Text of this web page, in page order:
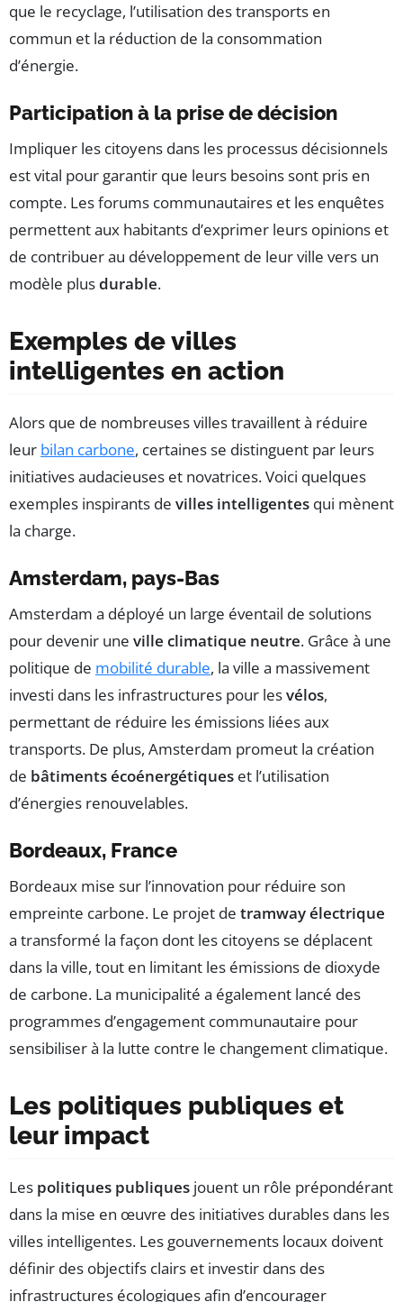
que le recyclage, l’utilisation des transports en
commun et la réduction de la consommation
d’énergie.
Participation à la prise de décision
Impliquer les citoyens dans les processus décisionnels
est vital pour garantir que leurs besoins sont pris en
compte. Les forums communautaires et les enquêtes
permettent aux habitants d’exprimer leurs opinions et
de contribuer au développement de leur ville vers un
modèle plusdurable.
Exemples de villes
intelligentes en action
Alors que de nombreuses villes travaillent à réduire
leur bilan carbone, certaines se distinguent par leurs
initiatives audacieuses et novatrices. Voici quelques
exemples inspirants de villes intelligentes qui mènent
la charge.
Amsterdam, pays-Bas
Amsterdam a déployé un large éventail de solutions
pour devenir une ville climatique neutre. Grâce à une
politique de mobilité durable, la ville a massivement
investi dans les infrastructures pour lesvélos,
permettant de réduire les émissions liées aux
transports. De plus, Amsterdam promeut la création
de bâtiments écoénergétiques et l’utilisation
d’énergies renouvelables.
Bordeaux, France
Bordeaux mise sur l’innovation pour réduire son
empreinte carbone. Le projet de tramway électrique
a transformé la façon dont les citoyens se déplacent
dans la ville, tout en limitant les émissions de dioxyde
de carbone. La municipalité a également lancé des
programmes d’engagement communautaire pour
sensibiliser à la lutte contre le changement climatique.
Les politiques publiques et
leur impact
Les politiques publiques jouent un rôle prépondérant
dans la mise en œuvre des initiatives durables dans les
villes intelligentes. Les gouvernements locaux doivent
définir des objectifs clairs et investir dans des
infrastructures écologiques afin d’encourager